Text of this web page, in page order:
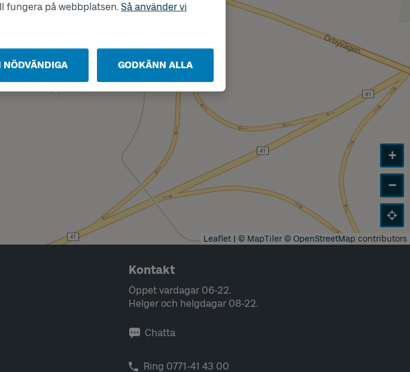
fungera på webbplatsen. Så använder vi
NÖDVÄNDIGA GODKÄNN ALLA
+
−
Leaflet | © MapTiler© OpenStreetMap contributors
Kontakt
Öppet vardagar 06-22.
Helger och helgdagar 08-22.
Chatta
Ring 0771-41 43 00